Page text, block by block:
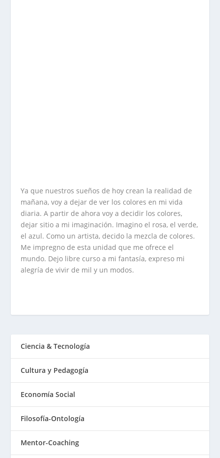
Ya que nuestros sueños de hoy crean la realidad de
mañana, voy a dejar de ver los colores en mi vida
diaria. A partir de ahora voy a decidir los colores,
dejar sitio a mi imaginación. Imagino el rosa, el verde,
el azul. Como un artista, decido la mezcla de colores.
Me impregno de esta unidad que me ofrece el
mundo. Dejo libre curso a mi fantasía, expreso mi
alegría de vivir de mil y un modos.
Ciencia & Tecnología
Cultura y Pedagogía
Economía Social
Filosofía-Ontología
Mentor-Coaching